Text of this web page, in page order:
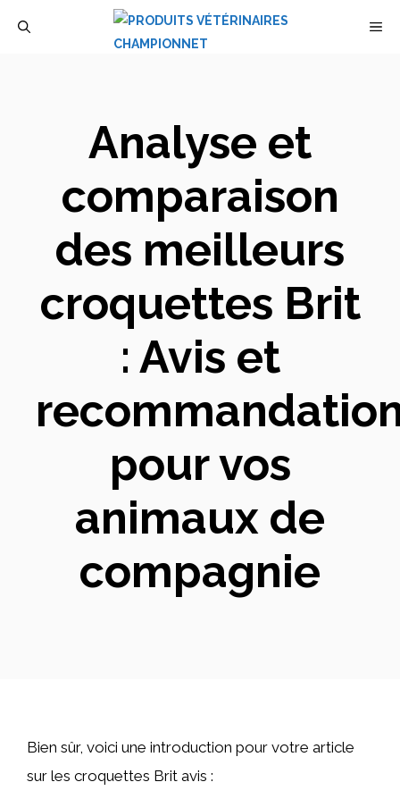
Analyse et
comparaison
des meilleurs
croquettes Brit
: Avis et
pour vos
animaux de
compagnie
Bien sûr, voici une introduction pour votre article
sur les croquettes Brit avis :